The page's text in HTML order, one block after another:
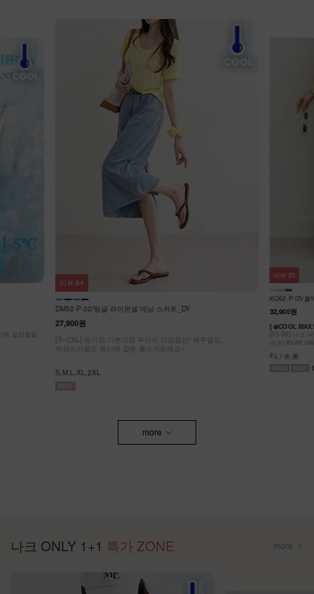
DM52-P-32/팅글 라이온셀 데님 스커트_DY
27,900원
[S~2XL] 숏기장,기본기장 두가지 기장옵션! 캐주얼도,
여성스러움도 동시에 잡은 롱스커트에요~
S,M,L,XL,2XL
리뷰 64
KO62-P-05/쿨
32,900원
[ ❄️COOL
[55-99] 나크
팬츠! #NAK
F,L / 숏,롱
리뷰 20
more
나크 ONLY 1+1 특가 ZONE more